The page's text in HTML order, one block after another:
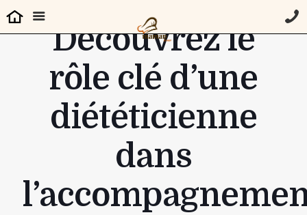
Découvrez le
rôle clé d’une
diététicienne
dans